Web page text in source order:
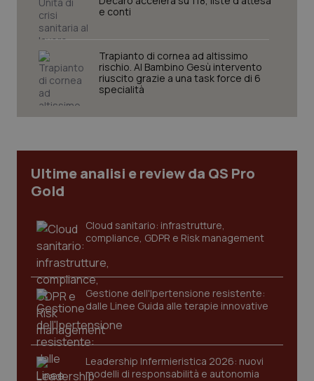
e conti
Trapianto di cornea ad altissimo
rischio. Al Bambino Gesù intervento
riuscito grazie a una task force di 6
specialità
Ultime analisi e review da QS Pro
Gold
Cloud sanitario: infrastrutture,
compliance, GDPR e Risk management
Gestione dell'Ipertensione resistente:
dalle Linee Guida alle terapie innovative
Leadership Infermieristica 2026: nuovi
modelli di responsabilità e autonomia
sito web abilitandone funzionalità di base quali la
navigazione sulle pagine e l'accesso alle aree
protette del sito. Il sito web non è in grado di
funzionare correttamente senza questi cookie.
Fornitore/Dominio
VISITOR_PRIVACY_METADATA
YouTube
CookieScriptConsent
CookieScript